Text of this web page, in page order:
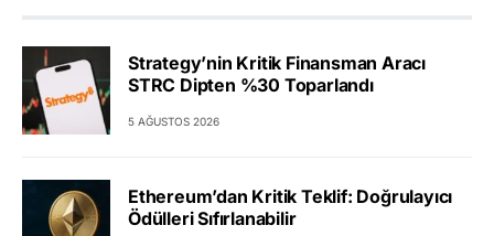
Strategy’nin Kritik Finansman Aracı
STRC Dipten %30 Toparlandı
5 AĞUSTOS 2026
Ethereum’dan Kritik Teklif: Doğrulayıcı
Ödülleri Sıfırlanabilir